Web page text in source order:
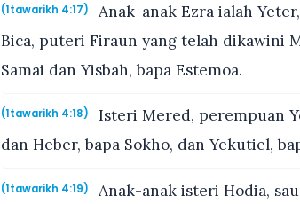
(1tawarikh 4:17)
Anak-anak Ezra ialah
Bica, puteri Firaun yang telah dikawini
Samai dan Yisbah, bapa Estemoa.
(1tawarikh 4:18)
Isteri Mered, perempuan
dan Heber, bapa Sokho, dan Yekutiel,
(1tawarikh 4:19)
Anak-anak isteri Hodia,